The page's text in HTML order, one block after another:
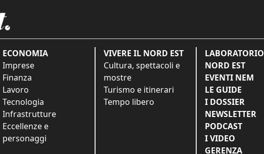
ECONOMIA
Imprese
Finanza
Lavoro
Tecnologia
Infrastrutture
Eccellenze e
personaggi
VIVERE IL NORD EST
Cultura, spettacoli e
mostre
Turismo e itinerari
Tempo libero
LABORATORIO
NORD EST
EVENTI NEM
LE GUIDE
I DOSSIER
NEWSLETTER
PODCAST
I VIDEO
GERENZA